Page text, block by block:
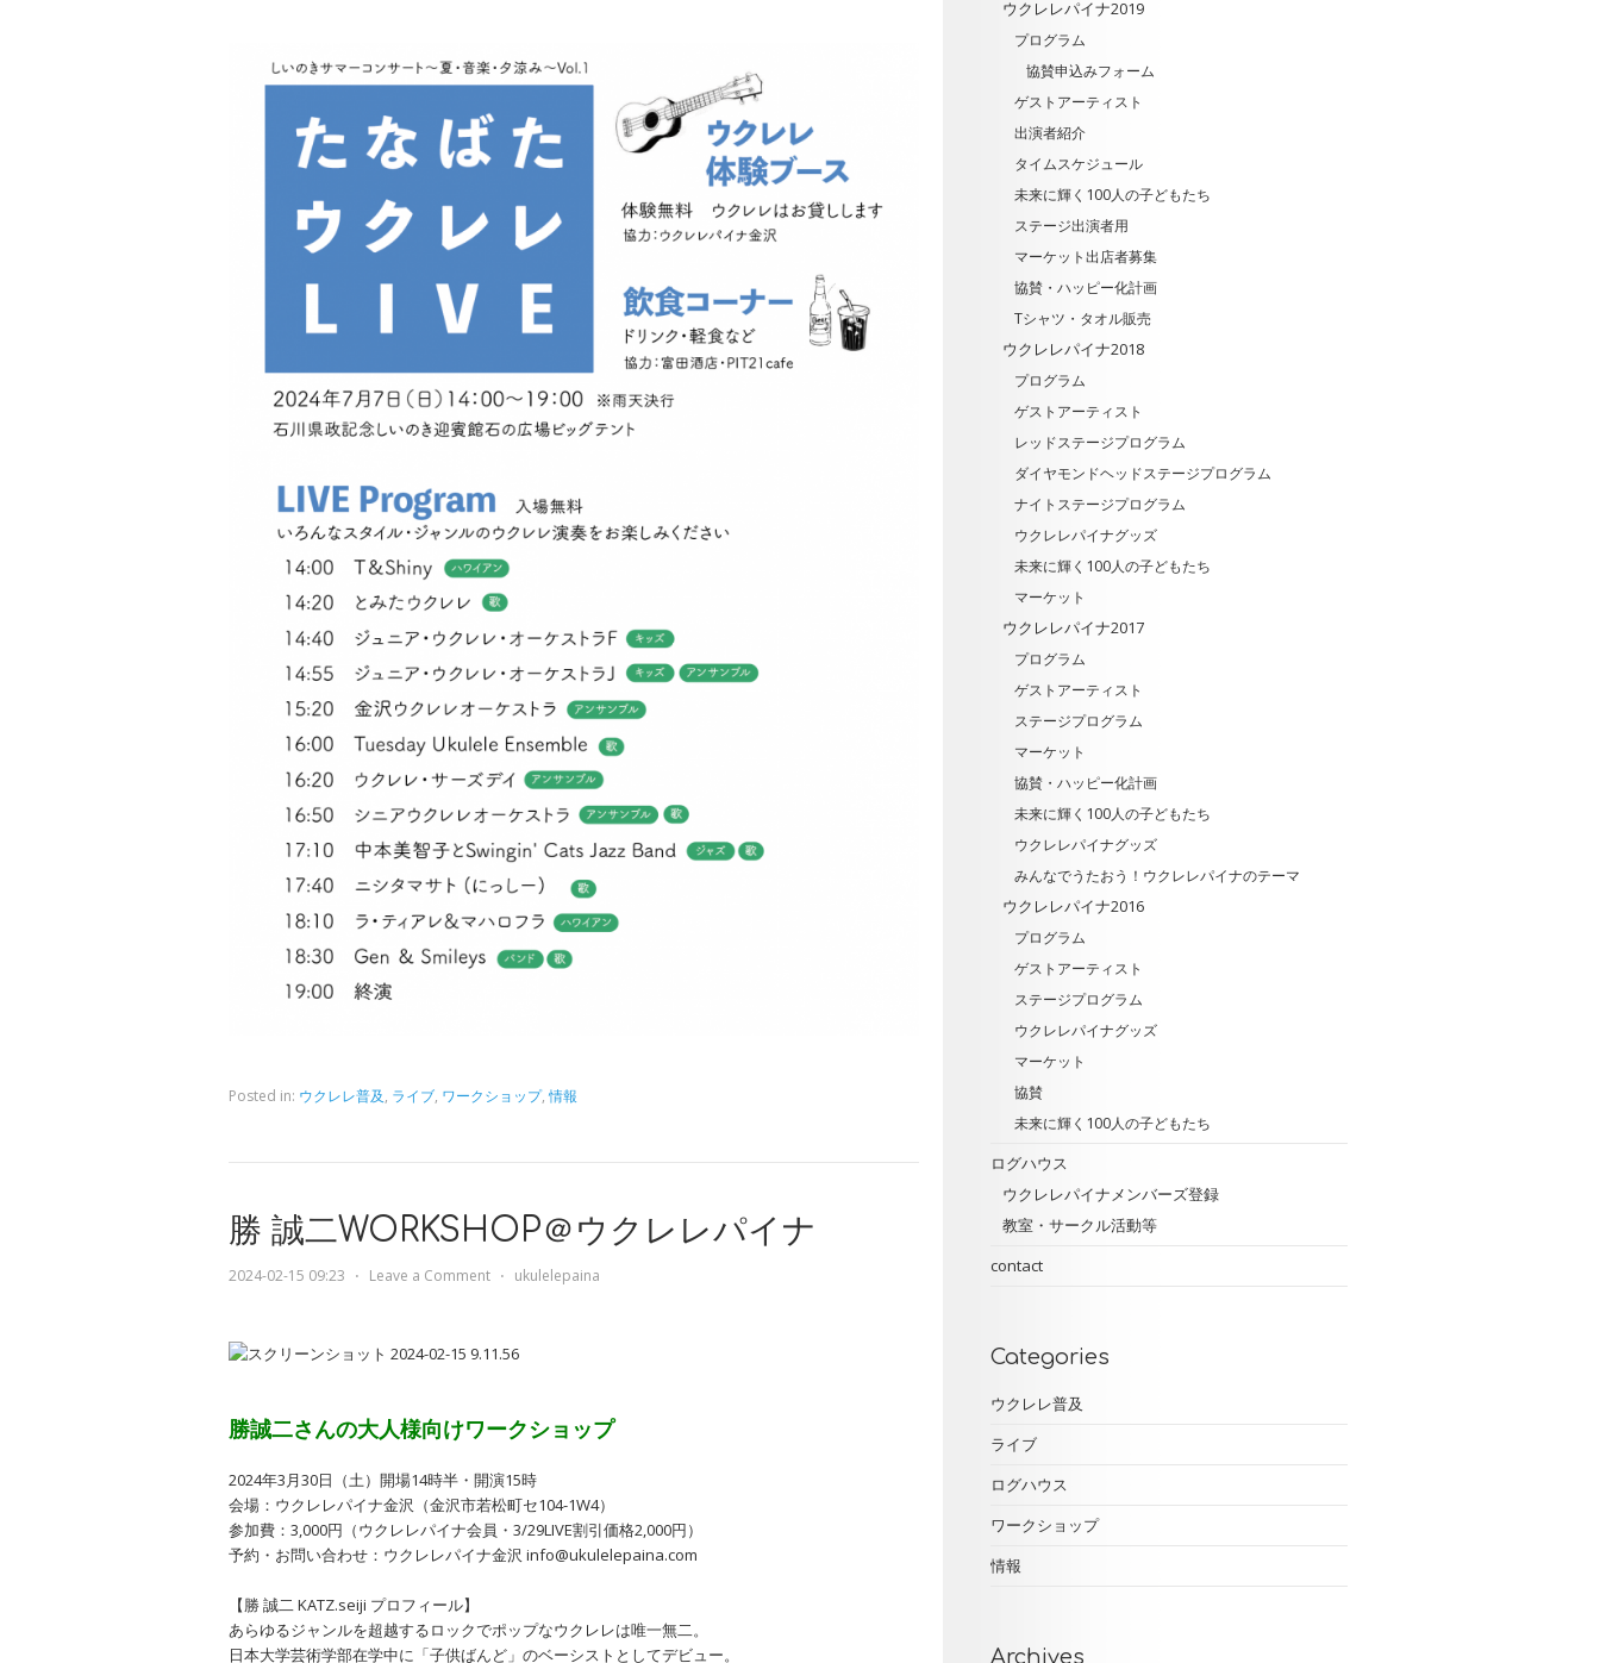
Posted in: ウクレレ普及, ライブ, ワークショップ,情報
勝 誠二WORKSHOP＠ウクレレパイナ
2024-02-15 09:23 ⋅ Leave a Comment ⋅ ukulelepaina
勝誠二さんの大人様向けワークショップ
2024年3月30日（土）開場14時半・開演15時
会場：ウクレレパイナ金沢（金沢市若松町セ104-1W4）
参加費：3,000円（ウクレレパイナ会員・3/29LIVE割引価格2,000円）
予約・お問い合わせ：ウクレレパイナ金沢 info@ukulelepaina.com
【勝 誠二 KATZ.seiji プロフィール】
あらゆるジャンルを超越するロックでポップなウクレレは唯一無二。
日本大学芸術学部在学中に「子供ばんど」のベーシストとしてデビュー。
ウクレレパイナ2019
プログラム
協賛申込みフォーム
ゲストアーティスト
出演者紹介
タイムスケジュール
未来に輝く100人の子どもたち
ステージ出演者用
マーケット出店者募集
協賛・ハッピー化計画
Tシャツ・タオル販売
ウクレレパイナ2018
プログラム
ゲストアーティスト
レッドステージプログラム
ダイヤモンドヘッドステージプログラム
ナイトステージプログラム
ウクレレパイナグッズ
未来に輝く100人の子どもたち
マーケット
ウクレレパイナ2017
プログラム
ゲストアーティスト
ステージプログラム
マーケット
協賛・ハッピー化計画
未来に輝く100人の子どもたち
ウクレレパイナグッズ
みんなでうたおう！ウクレレパイナのテーマ
ウクレレパイナ2016
プログラム
ゲストアーティスト
ステージプログラム
ウクレレパイナグッズ
マーケット
協賛
未来に輝く100人の子どもたち
ログハウス
ウクレレパイナメンバーズ登録
教室・サークル活動等
contact
Categories
ウクレレ普及
ライブ
ログハウス
ワークショップ
情報
Archives